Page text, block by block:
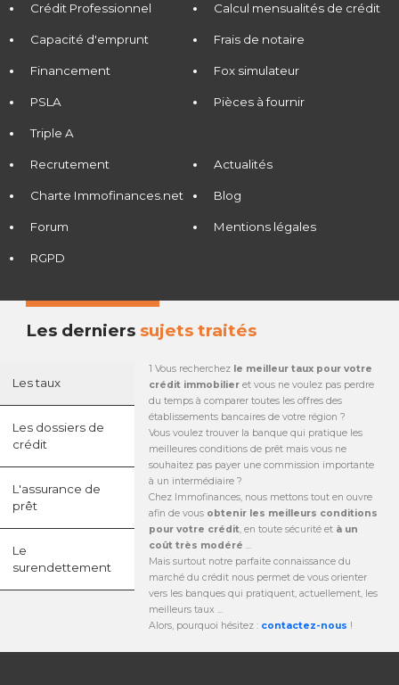
Crédit Professionnel Calcul mensualités de crédit
Capacité d'emprunt Frais de notaire
Financement Fox simulateur
PSLA Pièces à fournir
Triple A
Recrutement Actualités
Charte Immofinances.net Blog
Forum Mentions légales
RGPD
Les derniers sujets traités
Les taux
Les dossiers de
crédit
L'assurance de
prêt
Le
surendettement
1 Vous recherchez le meilleur taux pour votre
crédit immobilieret vous ne voulez pas perdre
du temps à comparer toutes les offres des
établissements bancaires de votre région ?
Vous voulez trouver la banque qui pratique les
meilleures conditions de prêt mais vous ne
souhaitez pas payer une commission importante
à un intermédiaire ?
Chez Immofinances, nous mettons tout en ouvre
afin de vous obtenir les meilleurs conditions
pour votre crédit, en toute sécurité et à un
coût très modéré ...
Mais surtout notre parfaite connaissance du
marché du crédit nous permet de vous orienter
vers les banques qui pratiquent, actuellement, les
meilleurs taux ...
Alors, pourquoi hésitez : contactez-nous !